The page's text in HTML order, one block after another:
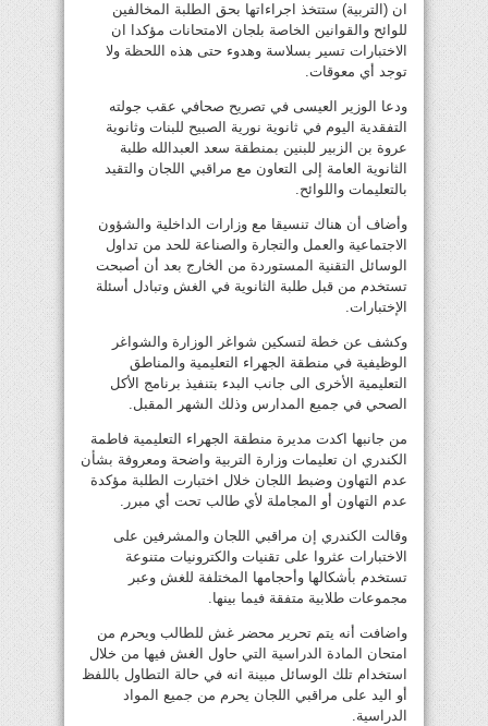
ان (التربية) ستتخذ اجراءاتها بحق الطلبة المخالفين
للوائح والقوانين الخاصة بلجان الامتحانات مؤكدا ان
الاختبارات تسير بسلاسة وهدوء حتى هذه اللحظة ولا
توجد أي معوقات.
ودعا الوزير العيسى في تصريح صحافي عقب جولته
التفقدية اليوم في ثانوية نورية الصبيح للبنات وثانوية
عروة بن الزبير للبنين بمنطقة سعد العبدالله طلبة
الثانوية العامة إلى التعاون مع مراقبي اللجان والتقيد
بالتعليمات واللوائح.
وأضاف أن هناك تنسيقا مع وزارات الداخلية والشؤون
الاجتماعية والعمل والتجارة والصناعة للحد من تداول
الوسائل التقنية المستوردة من الخارج بعد أن أصبحت
تستخدم من قبل طلبة الثانوية في الغش وتبادل أسئلة
الإختبارات.
وكشف عن خطة لتسكين شواغر الوزارة والشواغر
الوظيفية في منطقة الجهراء التعليمية والمناطق
التعليمية الأخرى الى جانب البدء بتنفيذ برنامج الأكل
الصحي في جميع المدارس وذلك الشهر المقبل.
من جانبها اكدت مديرة منطقة الجهراء التعليمية فاطمة
الكندري ان تعليمات وزارة التربية واضحة ومعروفة بشأن
عدم التهاون وضبط اللجان خلال اختبارت الطلبة مؤكدة
عدم التهاون أو المجاملة لأي طالب تحت أي مبرر.
وقالت الكندري إن مراقبي اللجان والمشرفين على
الاختبارات عثروا على تقنيات والكترونيات متنوعة
تستخدم بأشكالها وأحجامها المختلفة للغش وعبر
مجموعات طلابية متفقة فيما بينها.
واضافت أنه يتم تحرير محضر غش للطالب ويحرم من
امتحان المادة الدراسية التي حاول الغش فيها من خلال
استخدام تلك الوسائل مبينة انه في حالة التطاول باللفظ
أو اليد على مراقبي اللجان يحرم من جميع المواد
الدراسية.